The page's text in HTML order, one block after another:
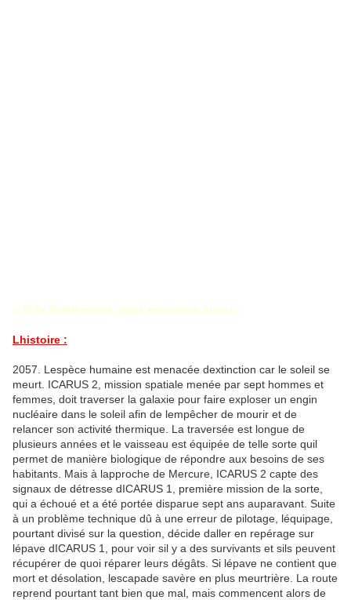
« Si le Soleil meurt, nous mourrons aussi »
Lhistoire :
2057. Lespèce humaine est menacée dextinction car le soleil se
meurt. ICARUS 2, mission spatiale menée par sept hommes et
femmes, doit traverser la galaxie pour faire exploser un engin
nucléaire dans le soleil afin de lempêcher de mourir et de
relancer son activité thermique. La traversée est longue de
plusieurs années et le vaisseau est équipée de telle sorte quil
permet de manière biologique de répondre aux besoins de ses
habitants. Mais à lapproche de Mercure, ICARUS 2 capte des
signaux de détresse dICARUS 1, première mission de la sorte,
qui a échoué et a été portée disparue sept ans auparavant. Suite
à un problème technique dû à une erreur de pilotage, léquipage,
pourtant divisé sur la question, décide daller en repérage sur
lépave dICARUS 1, pour voir sil y a des survivants et sils peuvent
récupérer de quoi réparer leurs dégâts. Si lépave ne contient que
mort et désolation, lescapade savère en plus meurtrière. La route
reprend pourtant tant bien que mal, mais commencent alors de